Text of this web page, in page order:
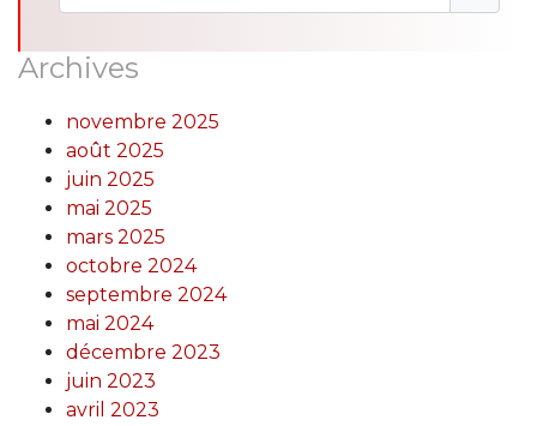
Archives
novembre 2025
août 2025
juin 2025
mai 2025
mars 2025
octobre 2024
septembre 2024
mai 2024
décembre 2023
juin 2023
avril 2023